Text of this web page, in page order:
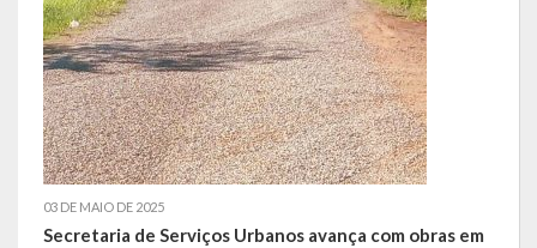
Conselhos Municipais
Regulamentos
Editais
Planos
Concursos
03 DE MAIO DE 2025
Secretaria de Serviços Urbanos avança com obras em